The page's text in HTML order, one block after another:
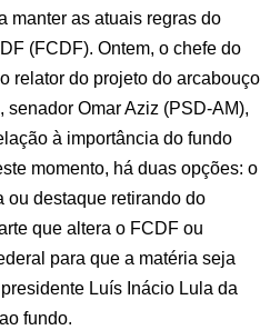
manter as atuais regras do
(FCDF). Ontem, o chefe do
relator do projeto do arcabouço
Omar Aziz (PSD-AM),
à importância do fundo
momento, há duas opções: o
ou destaque retirando do
que altera o FCDF ou
para que a matéria seja
Luís Inácio Lula da
fundo.